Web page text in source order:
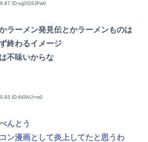
ID:og0GSJFw0
ラーメン発見伝とかラーメンものは
終わるイメージ
不味いからな
ID:6iGlVJ+m0
んとう
ン漫画として炎上してたと思うわ